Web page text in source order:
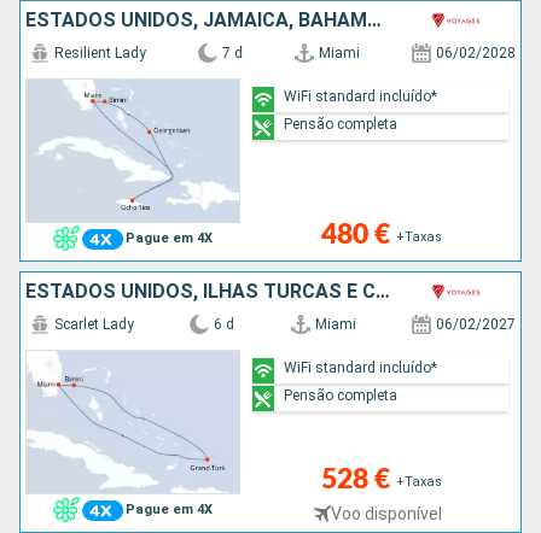
ESTADOS UNIDOS, JAMAICA, BAHAMAS
Pague em 4X
Resilient Lady 7 d Miami 06/02/2028
480 € +Taxas
WiFi standard incluído*
Pensão completa
ESTADOS UNIDOS, ILHAS TURCAS E CAICOS, BAHAMAS
Pague em 4X
Scarlet Lady 6 d Miami 06/02/2027
528 € +Taxas
Voo disponível
WiFi standard incluído*
Pensão completa